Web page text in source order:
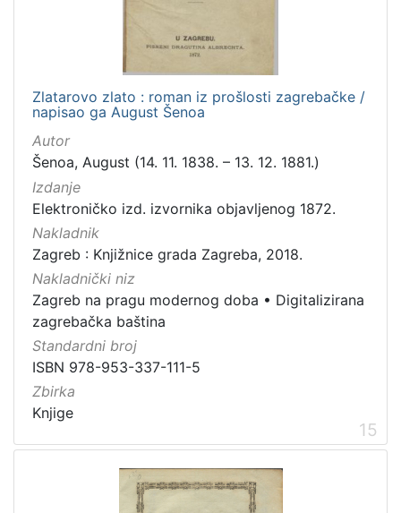
Zlatarovo zlato : roman iz prošlosti zagrebačke /
napisao ga August Šenoa
Autor
Šenoa, August (14. 11. 1838. – 13. 12. 1881.)
Izdanje
Elektroničko izd. izvornika objavljenog 1872.
Nakladnik
Zagreb : Knjižnice grada Zagreba, 2018.
Nakladnički niz
Zagreb na pragu modernog doba • Digitalizirana
zagrebačka baština
Standardni broj
ISBN 978-953-337-111-5
Zbirka
Knjige
15